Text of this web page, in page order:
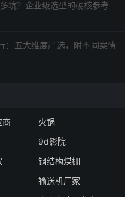
坑？企业级选型的硬核参考
：五大维度严选，附不同案情
商
火锅
9d影院
钢结构煤棚
输送机厂家